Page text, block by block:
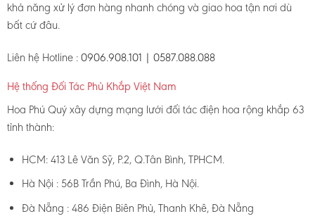
khả năng xử lý đơn hàng nhanh chóng và giao hoa tận nơi dù
bất cứ đâu.
Liên hệ Hotline : 0906.908.101 | 0587.088.088
Hệ thống Đối Tác Phủ Khắp Việt Nam
Hoa Phú Quý xây dựng mạng lưới đối tác điện hoa rộng khắp 63
tỉnh thành:
HCM: 413 Lê Văn Sỹ, P.2, Q.Tân Bình, TPHCM.
Hà Nội : 56B Trần Phú, Ba Đình, Hà Nội.
Đà Nẵng : 486 Điện Biên Phủ, Thanh Khê, Đà Nẵng